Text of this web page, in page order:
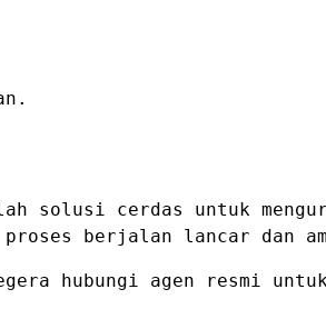
solusi cerdas untuk
berjalan lancar dan
hubungi agen resmi untuk